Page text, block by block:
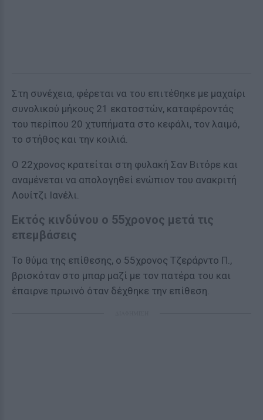
Στη συνέχεια, φέρεται να του επιτέθηκε με μαχαίρι
συνολικού μήκους 21 εκατοστών, καταφέροντάς
του περίπου 20 χτυπήματα στο κεφάλι, τον λαιμό,
το στήθος και την κοιλιά.
Ο 22χρονος κρατείται στη φυλακή Σαν Βιτόρε και
αναμένεται να απολογηθεί ενώπιον του ανακριτή
Λουίτζι Ιανέλι.
Εκτός κινδύνου ο 55χρονος μετά τις
επεμβάσεις
Το θύμα της επίθεσης, ο 55χρονος Τζεράρντο Π.,
βρισκόταν στο μπαρ μαζί με τον πατέρα του και
έπαιρνε πρωινό όταν δέχθηκε την επίθεση.